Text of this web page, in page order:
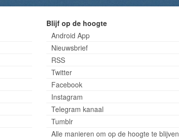
Blijf op de hoogte
Android App
Nieuwsbrief
RSS
Twitter
Facebook
Instagram
Telegram kanaal
Tumblr
Alle manieren om op de hoogte te blijven